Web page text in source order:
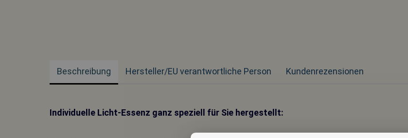
Beschreibung Hersteller/EU verantwortliche Person Kundenrezensionen
Individuelle Licht-Essenz ganz speziell für Sie hergestellt: